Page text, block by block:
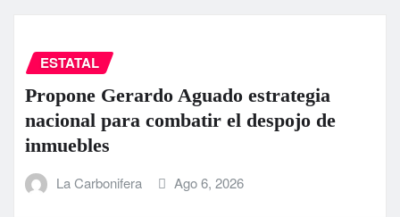
ESTATAL
Propone Gerardo Aguado estrategia
nacional para combatir el despojo de
inmuebles
La Carbonifera Ago 6, 2026